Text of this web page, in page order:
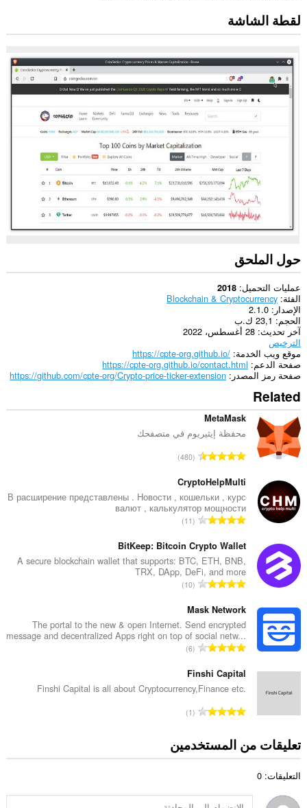
لقطة الشاشة
حول الملحق
عمليات التحميل 2018
الفئة Blockchain & Cryptocurrency
الإصدار
2.1.0
الحجم 23,1 ك.ب
آخر تحديث 28 أغسطس، 2022
الترخيص
موقع ويب الخدمة https://cpte-org.github.io/
صفحة الدعم https://cpte-org.github.io/contact.html
صفحة رمز المصدر
https://github.com/cpte-org/Crypto-price-ticker-extension
Related
MetaMask
محفظة إيثيريوم في متصفحك
ا
ع
د
د
ا
إ
ج
م
ل
ي
ل
ل
ق
ي
م
ت
:
480
CryptoHelpMulti
В расширение представлены . Новости , кошельки , курс
валют , калькулятор мощности
ا
ع
د
د
ا
إ
ج
م
ل
ي
ل
ل
ي
ا
11
BitKeep: Bitcoin Crypto Wallet
A secure blockchain wallet that supports: BTC, ETH, BNB,
TRX, DApp, DeFi, and more
ا
ع
د
د
ا
إ
ج
م
ي
ل
10
Mask Network
The portal to the new & open Internet. Send encrypted
message and decentralized Apps right on top of social netw...
ا
ع
د
ا
إ
ج
ل
6
Finshi Capital
Finshi Capital is all about Cryptocurrency,Finance etc.
ا
د
ل
1
تعليقات من المستخدمين
التعليقات: 0